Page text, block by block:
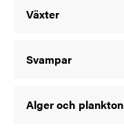
Växter
Svampar
Alger och plankton